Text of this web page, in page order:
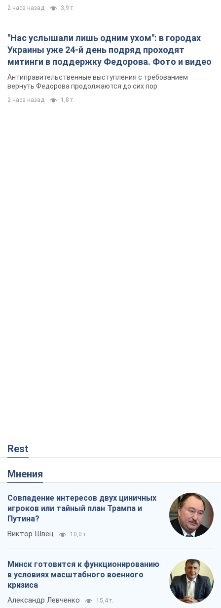
2 часа назад 3,9 т.
"Нас услышали лишь одним ухом": в городах
Украины уже 24-й день подряд проходят
митинги в поддержку Федорова. Фото и видео
Антиправительственные выступления с требованием
вернуть Федорова продолжаются до сих пор
2 часа назад 1,8 т.
Rest
Мнения
Совпадение интересов двух циничных
игроков или тайный план Трампа и
Путина?
Виктор Швец 10,0 т.
Минск готовится к функционированию
в условиях масштабного военного
кризиса
Александр Левченко 15,4 т.